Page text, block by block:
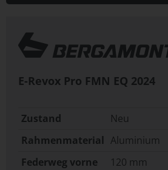
E-Revox Pro FMN EQ 2024
Zustand
Neu
Rahmenmaterial Aluminium
Federweg vorne
120 mm